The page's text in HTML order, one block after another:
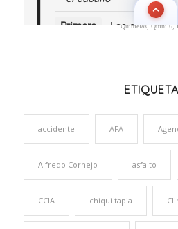
Quinielas, Quini 6,
accidente AFA
Alfredo Cornejo asfalto
CCIA chiqui tapia